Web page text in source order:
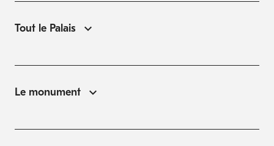
Tout le Palais
Le monument